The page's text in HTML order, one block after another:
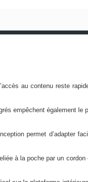
au contenu reste
empêchent également le
permet d’adapter
à la poche par un cordon